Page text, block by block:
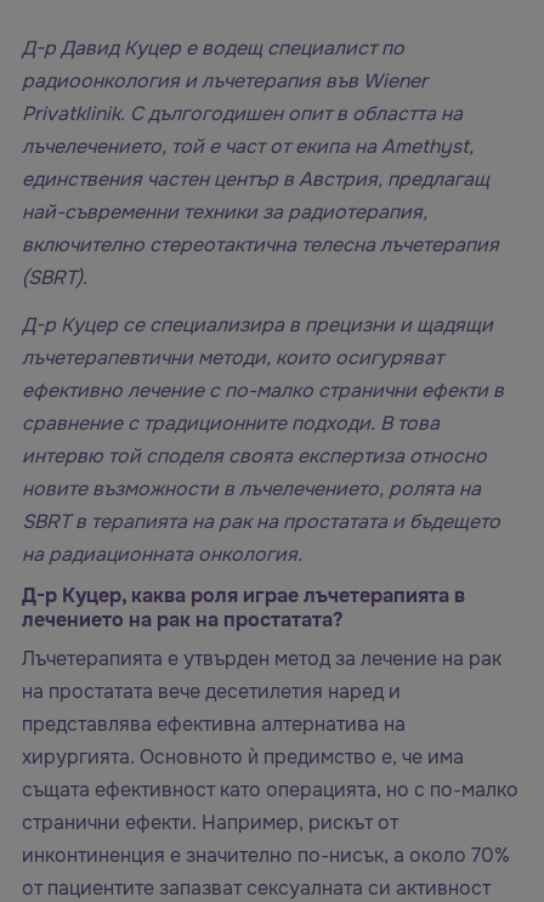
Д-р Давид Куцер е водещ специалист по
радиоонкология и лъчетерапия във Wiener
Privatklinik. С дългогодишен опит в областта на
лъчелечението, той е част от екипа на Amethyst,
единствения частен център в Австрия, предлагащ
най-съвременни техники за радиотерапия,
включително стереотактична телесна лъчетерапия
(SBRT).
Д-р Куцер се специализира в прецизни и щадящи
лъчетерапевтични методи, които осигуряват
ефективно лечение с по-малко странични ефекти в
сравнение с традиционните подходи. В това
интервю той споделя своята експертиза относно
новите възможности в лъчелечението, ролята на
SBRT в терапията на рак на простатата и бъдещето
на радиационната онкология.
Д-р Куцер, каква роля играе лъчетерапията в
лечението на рак на простатата?
Лъчетерапията е утвърден метод за лечение на рак
на простатата вече десетилетия наред и
представлява ефективна алтернатива на
хирургията. Основното ѝ предимство е, че има
същата ефективност като операцията, но с по-малко
странични ефекти. Например, рискът от
инконтиненция е значително по-нисък, а около 70%
от пациентите запазват сексуалната си активност